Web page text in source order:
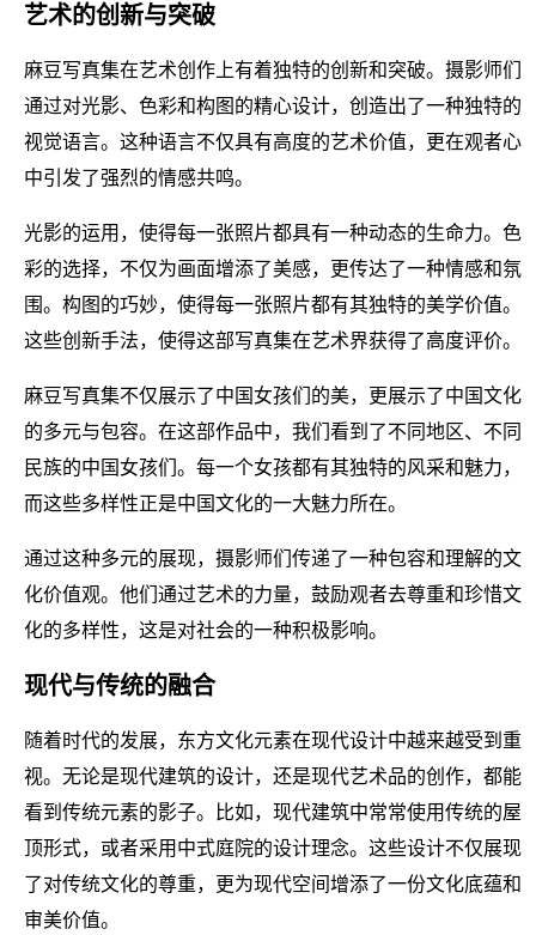
艺术的创新与突破
麻豆写真集在艺术创作上有着独特的创新和突破。摄影师们
通过对光影、色彩和构图的精心设计，创造出了一种独特的
视觉语言。这种语言不仅具有高度的艺术价值，更在观者心
中引发了强烈的情感共鸣。
光影的运用，使得每一张照片都具有一种动态的生命力。色
彩的选择，不仅为画面增添了美感，更传达了一种情感和氛
围。构图的巧妙，使得每一张照片都有其独特的美学价值。
这些创新手法，使得这部写真集在艺术界获得了高度评价。
麻豆写真集不仅展示了中国女孩们的美，更展示了中国文化
的多元与包容。在这部作品中，我们看到了不同地区、不同
民族的中国女孩们。每一个女孩都有其独特的风采和魅力，
而这些多样性正是中国文化的一大魅力所在。
通过这种多元的展现，摄影师们传递了一种包容和理解的文
化价值观。他们通过艺术的力量，鼓励观者去尊重和珍惜文
化的多样性，这是对社会的一种积极影响。
现代与传统的融合
随着时代的发展，东方文化元素在现代设计中越来越受到重
视。无论是现代建筑的设计，还是现代艺术品的创作，都能
看到传统元素的影子。比如，现代建筑中常常使用传统的屋
顶形式，或者采用中式庭院的设计理念。这些设计不仅展现
了对传统文化的尊重，更为现代空间增添了一份文化底蕴和
审美价值。